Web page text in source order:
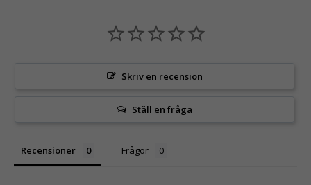
Skriv en recension
Ställ en fråga
Recensioner Frågor